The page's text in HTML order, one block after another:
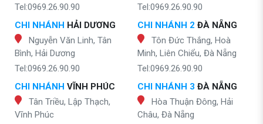
Tel:0969.26.90.90
CHI NHÁNH HẢI DƯƠNG
Nguyễn Văn Linh, Tân
Bình, Hải Dương
Tel:0969.26.90.90
CHI NHÁNH VĨNH PHÚC
Tân Triều, Lập Thạch,
Vĩnh Phúc
Tel:0969.26.90.90
CHI NHÁNH 2 ĐÀ NẴNG
Tôn Đức Thắng, Hoà
Minh, Liên Chiểu, Đà Nẵng
Tel:0969.26.90.90
CHI NHÁNH 3 ĐÀ NẴNG
Hòa Thuận Đông, Hải
Châu, Đà Nẵng